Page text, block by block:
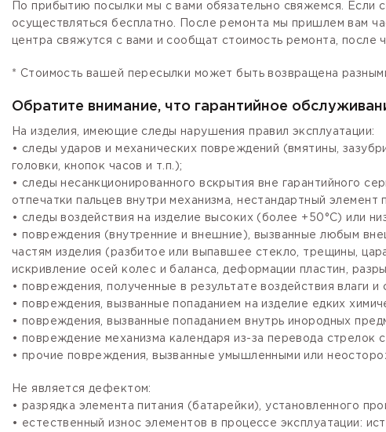
По прибытию посылки мы с вами обязательно свяжемся. Если
осуществляться бесплатно. После ремонта мы пришлем вам
центра свяжутся с вами и сообщат стоимость ремонта, после
* Стоимость вашей пересылки может быть возвращена
Обратите внимание, что гарантийное
На изделия, имеющие следы нарушения правил эксплуатации:
• следы ударов и механических повреждений (вмятины,
головки, кнопок часов и т.п.);
• следы несанкционированного вскрытия вне гарантийного
отпечатки пальцев внутри механизма, нестандартный
• следы воздействия на изделие высоких (более +50°С) или
• повреждения (внутренние и внешние), вызванные любым
частям изделия (разбитое или выпавшее стекло, трещины,
искривление осей колес и баланса, деформации пластин,
• повреждения, полученные в результате воздействия влаги
• повреждения, вызванные попаданием на изделие едких
• повреждения, вызванные попаданием внутрь инородных
• повреждение механизма календаря из-за перевода
• прочие повреждения, вызванные умышленными или
Не является дефектом:
• разрядка элемента питания (батарейки), установленного
• естественный износ элементов в процессе эксплуатации: